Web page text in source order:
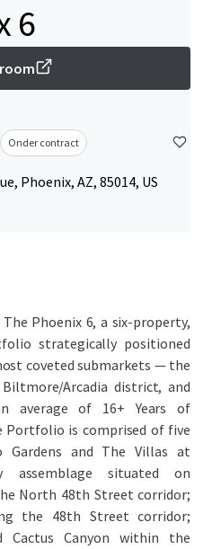
6
Onder contract
Phoenix, AZ, 85014, US
Phoenix 6, a six-property,
strategically positioned
coveted submarkets — the
Arcadia district, and
average of 16+ Years of
Portfolio is comprised of five
Gardens and The Villas at
assemblage situated on
North 48th Street corridor;
the 48th Street corridor;
Cactus Canyon within the